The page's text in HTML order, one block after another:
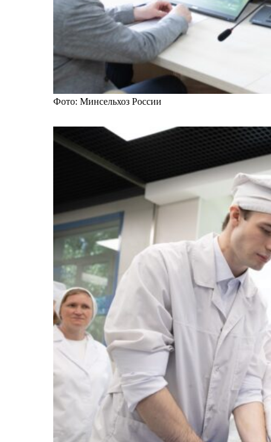
Фото: Минсельхоз России